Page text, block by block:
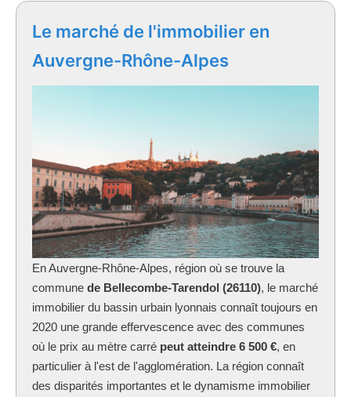
Le marché de l'immobilier en
Auvergne-Rhône-Alpes
En Auvergne-Rhône-Alpes, région où se trouve la
commune de Bellecombe-Tarendol (26110), le marché
immobilier du bassin urbain lyonnais connaît toujours en
2020 une grande effervescence avec des communes
où le prix au mètre carré peut atteindre 6 500 €, en
particulier à l'est de l'agglomération. La région connaît
des disparités importantes et le dynamisme immobilier